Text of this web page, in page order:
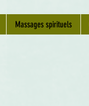
Massages spirituels